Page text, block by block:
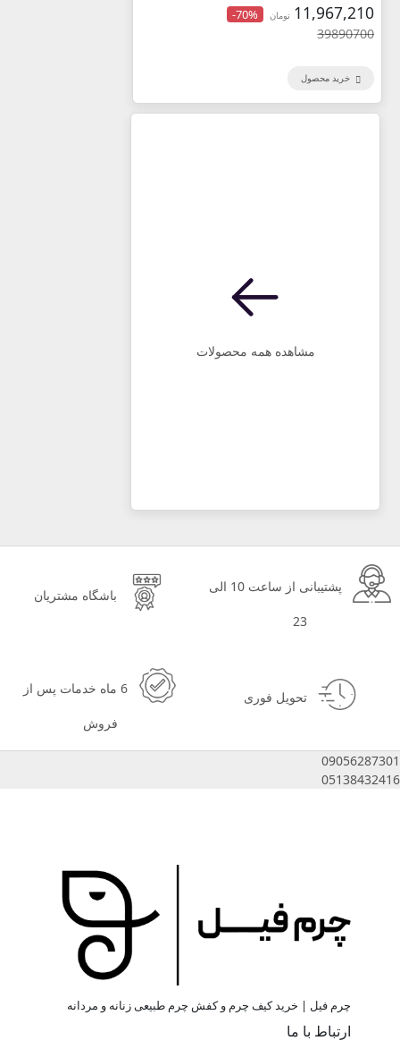
11,967,210 تومان -70%
39890700
خرید محصول
مشاهده همه محصولات
پشتیبانی از ساعت 10 الی
23
باشگاه مشتریان
تحویل فوری
6 ماه خدمات پس از
فروش
09056287301
05138432416
چرم فیل | خرید کیف چرم و کفش چرم طبیعی زنانه و مردانه
ارتباط با ما